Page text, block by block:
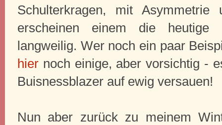
Schulterkragen, mit Asymmetrie
erscheinen einem die heutige
langweilig. Wer noch ein paar
hier noch einige, aber vorsichtig -
Buisnessblazer auf ewig versauen!
Nun aber zurück zu meinem